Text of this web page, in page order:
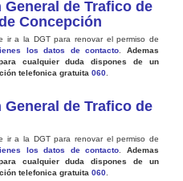
General de Trafico de
Concepción
ir a la DGT para renovar el permiso de
los datos de contacto .Ademas
cualquier duda dispones de un
telefonica gratuita 060
General de Trafico de
ir a la DGT para renovar el permiso de
los datos de contacto .Ademas
cualquier duda dispones de un
telefonica gratuita 060